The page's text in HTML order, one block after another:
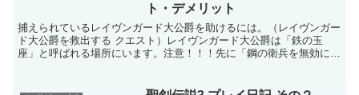
ト・デメリット
捕えられているレイヴンガード大公爵を助けるには。（レイヴンガー
ド大公爵を救出する クエスト）レイヴンガード大公爵は「鉄の玉
座」と呼ばれる場所にいます。注意！！！先に「鋼の衛兵を無効にす